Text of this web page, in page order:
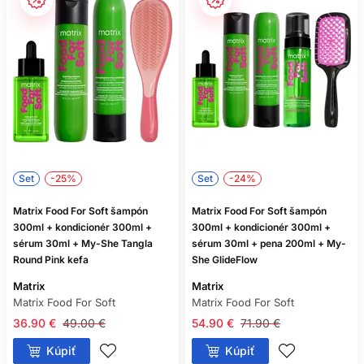
univerzálnou darčekovou starostlivosťou.
Pri alergiách alebo citlivosti je dobré poznať zloženie
používaných produktov. Neotvorené balenie uchovávajte v
suchu mimo priameho slnka a skontrolujte, či nie je
poškodené.
KEDY ZVOLIŤ DARČEKOVÚ
POUKÁŽKU
Ak nepoznáte typ vlasov, vôňové preferencie ani používanú
značku, poukážka môže byť praktickejšia než náhodná
sada. Obdarovaná si vyberie produkt podľa vlastnej rutiny a
vy sa vyhnete nevhodnej kombinácii. Poukážku možno
doplniť drobnou univerzálnou pomôckou alebo osobným
venovaním.
obľúbeného radu pôsobí osobnejšie a často ponúka pekné
sezónne balenie.
ČASTÉ OTÁZKY O
Set -25%
Matrix Food For Soft šampón
300ml + kondicionér 300ml +
sérum 30ml + My-She Tangla
Round Pink kefa
Matrix
Matrix Food For Soft
49.00 €
36.90 €
Kúpiť
Set -24%
Matrix Food For Soft šampón
300ml + kondicionér 300ml +
sérum 30ml + pena 200ml + My-
She GlideFlow
Matrix
Matrix Food For Soft
71.90 €
54.90 €
Kúpiť